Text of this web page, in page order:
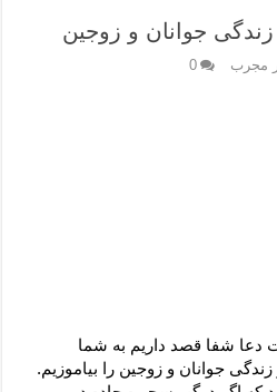
دعای ترس و بی خوابی کودکان
جوانان و زوجین
مجرب 0
دعا شفا قصد داریم به شما
جوانان و زوجین را بیاموزیم.